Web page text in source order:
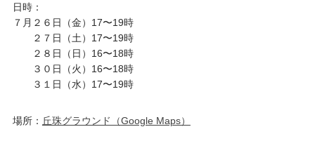
日時：
７月２６日（金）17〜19時
２７日（土）17〜19時
２８日（日）16〜18時
３０日（火）16〜18時
３１日（水）17〜19時
場所： 丘珠グラウンド（Google Maps）